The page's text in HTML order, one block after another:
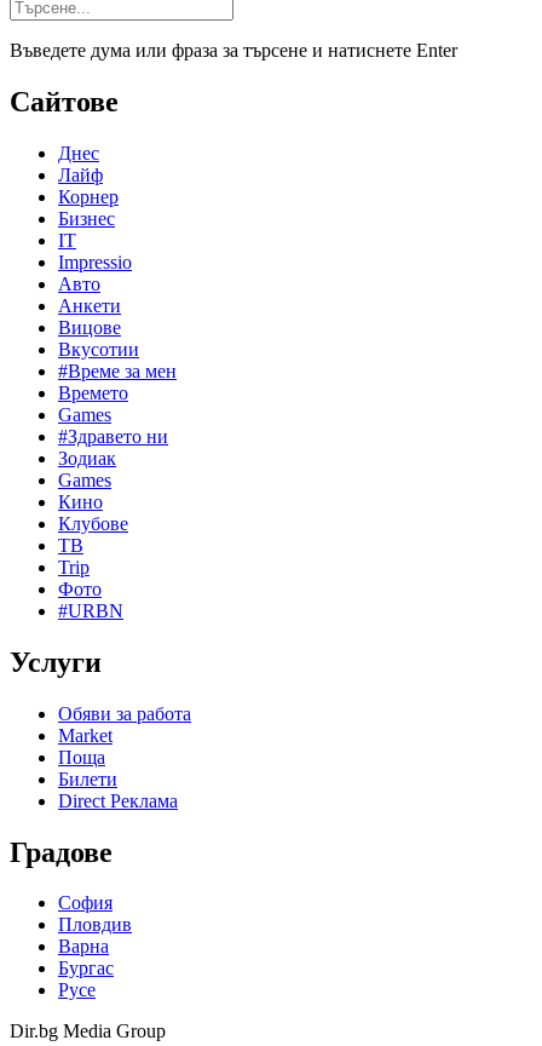
Въведете дума или фраза за търсене и натиснете Enter
Сайтове
Днес
Лайф
Корнер
Бизнес
IT
Impressio
Авто
Анкети
Вицове
Вкусотии
#Време за мен
Времето
Games
#Здравето ни
Зодиак
Games
Кино
Клубове
ТВ
Trip
Фото
#URBN
Услуги
Обяви за работа
Market
Поща
Билети
Direct Реклама
Градове
София
Пловдив
Варна
Бургас
Русе
Dir.bg Media Group